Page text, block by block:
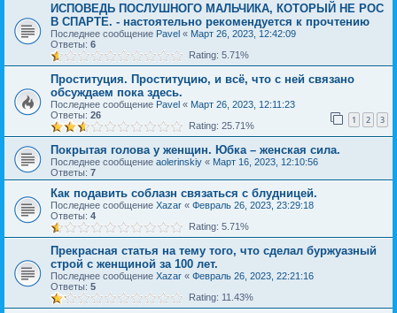
ИСПОВЕДЬ ПОСЛУШНОГО МАЛЬЧИКА, КОТОРЫЙ НЕ РОС
В СПАРТЕ. - настоятельно рекомендуется к прочтению
Последнее сообщение Pavel « Март 26, 2023, 12:42:09
Ответы: 6
Rating: 5.71%
Проституция. Проституцию, и всё, что с ней связано
обсуждаем пока здесь.
Последнее сообщение Pavel « Март 26, 2023, 12:11:23
Ответы: 26 1 2 3
Rating: 25.71%
Покрытая голова у женщин. Юбка – женская сила.
Последнее сообщение aolerinskiy « Март 16, 2023, 12:10:56
Ответы: 7
Как подавить соблазн связаться с блудницей.
Последнее сообщение Xazar « Февраль 26, 2023, 23:29:18
Ответы: 4
Rating: 5.71%
Прекрасная статья на тему того, что сделал буржуазный
строй с женщиной за 100 лет.
Последнее сообщение Xazar « Февраль 26, 2023, 22:21:16
Ответы: 5
Rating: 11.43%